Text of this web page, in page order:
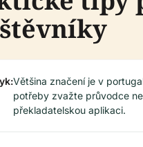
Většina značení je v
potřeby zvažte průvodce
překladatelskou aplikaci.